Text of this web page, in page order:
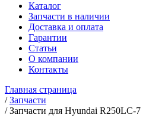
Каталог
Запчасти в наличии
Доставка и оплата
Гарантии
Статьи
О компании
Контакты
Главная страница
/Запчасти
/Запчасти для Hyundai R250LC-7